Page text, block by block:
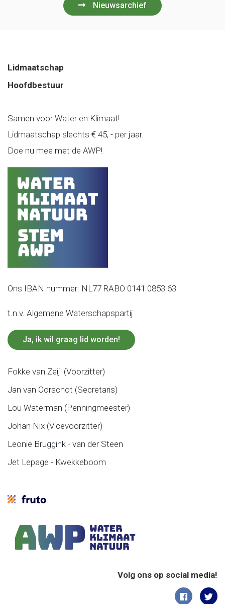
Nieuwsarchief
Lidmaatschap
Hoofdbestuur
Samen voor Water en Klimaat!
Lidmaatschap slechts € 45, - per jaar.
Doe nu mee met de AWP!
Ons IBAN nummer: NL77 RABO 0141 0853 63
t.n.v. Algemene Waterschapspartij
Ja, ik wil graag lid worden!
Fokke van Zeijl (Voorzitter)
Jan van Oorschot (Secretaris)
Lou Waterman (Penningmeester)
Johan Nix (Vicevoorzitter)
Leonie Bruggink - van der Steen
Jet Lepage - Kwekkeboom
Volg ons op social media!